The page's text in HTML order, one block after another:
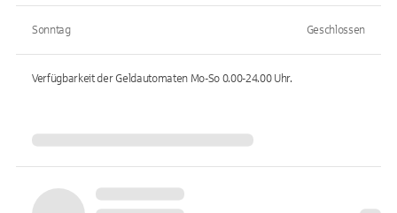
Sonntag Geschlossen
Verfügbarkeit der Geldautomaten Mo-So 0.00-24.00Uhr.